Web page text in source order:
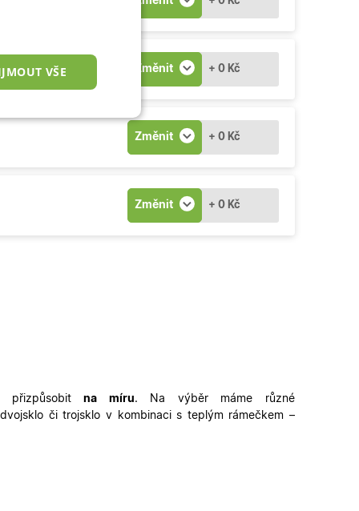
Změnit + 0 Kč
Změnit + 0 Kč
Změnit + 0 Kč
přizpůsobitna míru. Na výběr máme různé
čitrojsklo v kombinaci s teplým rámečkem –
VŠE
cookies
verze stránky a
a roboty. To
zprávy o